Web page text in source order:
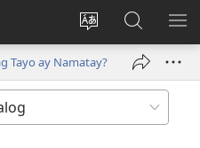
Baguhin
ang
wika
ng
Mag-
log
(may
bubukas
sa
JW.ORG
Tayo ay Namatay?